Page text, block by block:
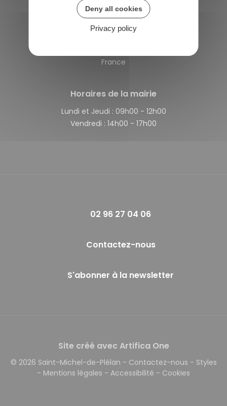
Saint-Michel-de-Plélan
France
Horaires de la mairie
Lundi et Jeudi : 09h00 - 12h00
Vendredi : 14h00 - 17h00
02 96 27 04 06
Contactez-nous
S'abonner à la newsletter
Site créé avec Artifica One
© 2026 Saint-Michel-de-Plélan - Contactez-nous - Styles
- Mentions légales - Accessibilité - Cookies
Deny all cookies
Privacy policy